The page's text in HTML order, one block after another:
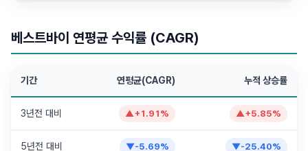
베스트바이 연평균 수익률 (CAGR)
기간 연평균(CAGR) 누적 상승률
3년전 대비 ▲+ 1.91 % ▲+5.85%
5년전 대비 ▼-5.69% ▼-25.40%